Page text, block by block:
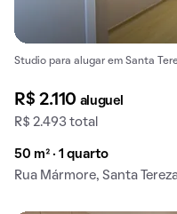
Studio para alugar em Santa
R$ 2.110 aluguel
R$ 2.493 total
50 m² · 1 quarto
Rua Mármore, Santa